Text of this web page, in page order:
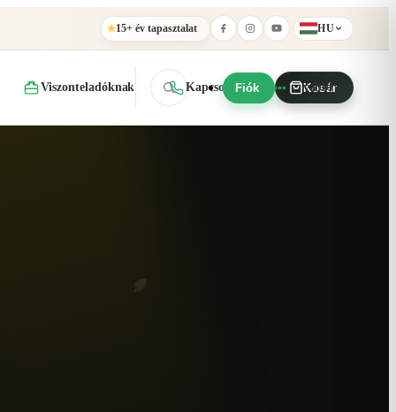
★15+ év tapasztalat HU
Viszonteladóknak Kapcsolat További
Fiók Kosár